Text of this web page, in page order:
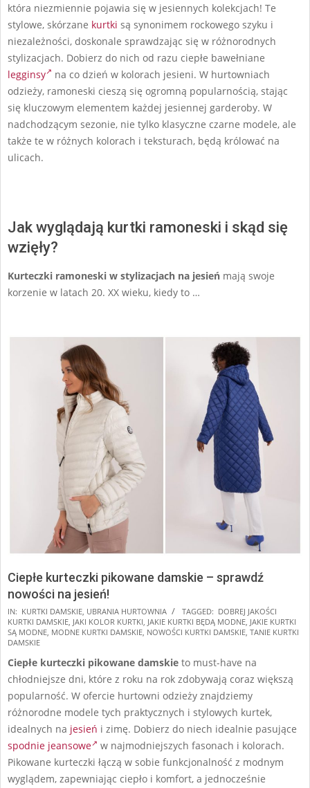
która niezmiennie pojawia się w jesiennych kolekcjach! Te
stylowe, skórzane kurtki są synonimem rockowego szyku i
niezależności, doskonale sprawdzając się w różnorodnych
stylizacjach. Dobierz do nich od razu ciepłe bawełniane
legginsy
na co dzień w kolorach jesieni. W hurtowniach
odzieży, ramoneski cieszą się ogromną popularnością, stając
się kluczowym elementem każdej jesiennej garderoby. W
nadchodzącym sezonie, nie tylko klasyczne czarne modele, ale
także te w różnych kolorach i teksturach, będą królować na
ulicach.
Jak wyglądają kurtki ramoneski i skąd się
wzięły?
Kurteczki ramoneski w stylizacjach na jesień mają swoje
korzenie w latach 20. XX wieku, kiedy to …
Ciepłe kurteczki pikowane damskie – sprawdź
nowości na jesień!
2024-
08-
26
IN: KURTKI DAMSKIE, UBRANIA HURTOWNIA TAGGED: DOBREJ JAKOŚCI
KURTKI DAMSKIE, JAKI KOLOR KURTKI, JAKIE KURTKI BĘDĄ MODNE, JAKIE KURTKI
SĄ MODNE, MODNE KURTKI DAMSKIE, NOWOŚCI KURTKI DAMSKIE, TANIE KURTKI
DAMSKIE
Ciepłe kurteczki pikowane damskie to must-have na
chłodniejsze dni, które z roku na rok zdobywają coraz większą
popularność. W ofercie hurtowni odzieży znajdziemy
różnorodne modele tych praktycznych i stylowych kurtek,
idealnych na jesień i zimę. Dobierz do niech idealnie pasujące
spodnie jeansowe
w najmodniejszych fasonach i kolorach.
Pikowane kurteczki łączą w sobie funkcjonalność z modnym
wyglądem, zapewniając ciepło i komfort, a jednocześnie